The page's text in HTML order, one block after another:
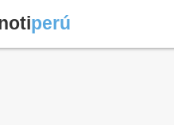
perú